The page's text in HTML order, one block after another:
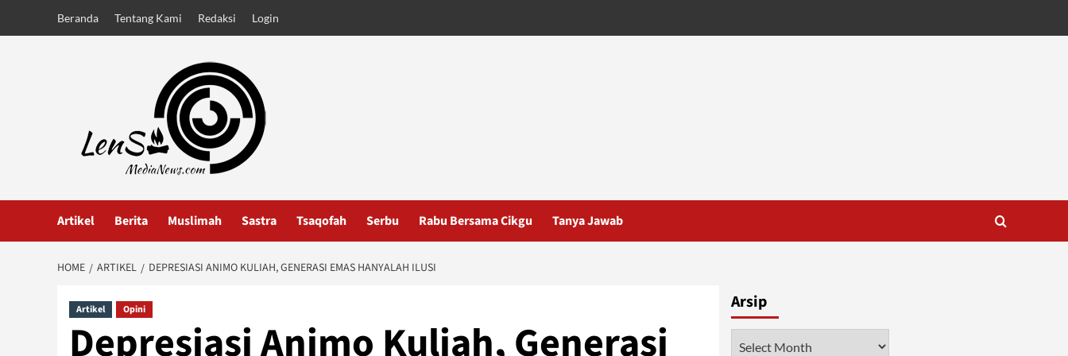
Beranda Tentang Kami Redaksi Login
Artikel Berita Muslimah Sastra Tsaqofah Serbu Rabu Bersama Cikgu Tanya Jawab
HOME ARTIKEL DEPRESIASI ANIMO KULIAH, GENERASI EMAS HANYALAH ILUSI
Artikel Opini
Depresiasi Animo Kuliah, Generasi
Arsip